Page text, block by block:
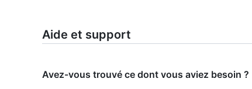
Aide et support
Avez-vous trouvé ce dont vous aviez besoin ?